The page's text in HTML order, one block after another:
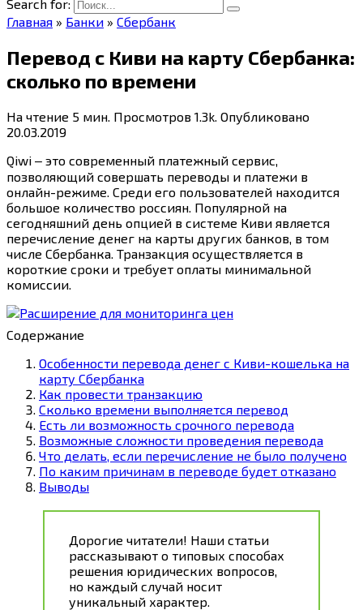
Search for:
Главная » Банки » Сбербанк
Перевод с Киви на карту Сбербанка:
сколько по времени
На чтение 5 мин. Просмотров 1.3k. Опубликовано
20.03.2019
Qiwi ‒ это современный платежный сервис,
позволяющий совершать переводы и платежи в
онлайн-режиме. Среди его пользователей находится
большое количество россиян. Популярной на
сегодняшний день опцией в системе Киви является
перечисление денег на карты других банков, в том
числе Сбербанка. Транзакция осуществляется в
короткие сроки и требует оплаты минимальной
комиссии.
Содержание
Особенности перевода денег с Киви-кошелька на
карту Сбербанка
Как провести транзакцию
Сколько времени выполняется перевод
Есть ли возможность срочного перевода
Возможные сложности проведения перевода
Что делать, если перечисление не было получено
По каким причинам в переводе будет отказано
Выводы
Дорогие читатели! Наши статьи
рассказывают о типовых способах
решения юридических вопросов,
но каждый случай носит
уникальный характер.